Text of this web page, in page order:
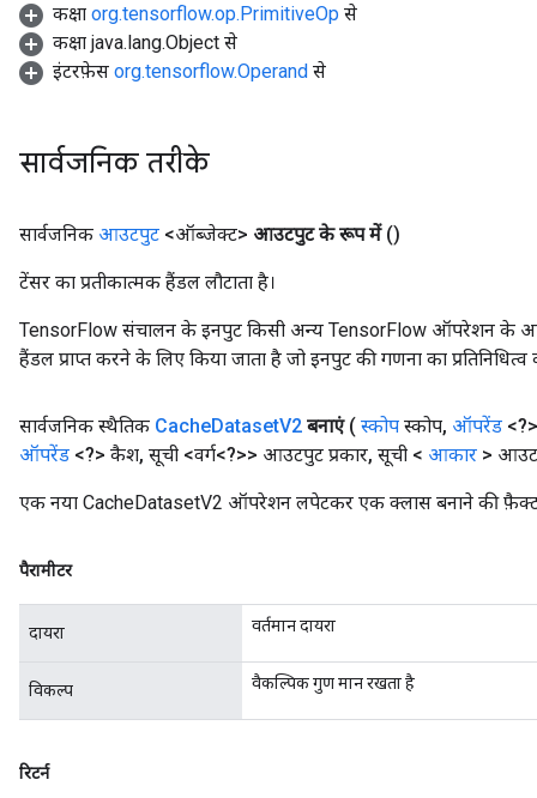
कक्षा org.tensorflow.op.PrimitiveOp से
कक्षा java.lang.Object से
इंटरफ़ेस org.tensorflow.Operand से
सार्वजनिक तरीके
सार्वजनिक आउटपुट <ऑब्जेक्ट> आउटपुट के रूप में ()
टेंसर का प्रतीकात्मक हैंडल लौटाता है।
TensorFlow संचालन के इनपुट किसी अन्य TensorFlow ऑपरेशन के
हैंडल प्राप्त करने के लिए किया जाता है जो इनपुट की गणना का प्रतिनिधित्व
सार्वजनिक स्थैतिक CacheDatasetV2 बनाएं ( स्कोप स्कोप, ऑपरेंड
ऑपरेंड <?> कैश, सूची <वर्ग<?>> आउटपुट प्रकार, सूची < आकार >
एक नया CacheDatasetV2 ऑपरेशन लपेटकर एक क्लास बनाने की
पैरामीटर
दायरा वर्तमान दायरा
विकल्प वैकल्पिक गुण मान रखता है
रिटर्न